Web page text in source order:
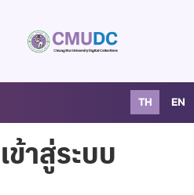
TH EN
เข้าสู่ระบบ